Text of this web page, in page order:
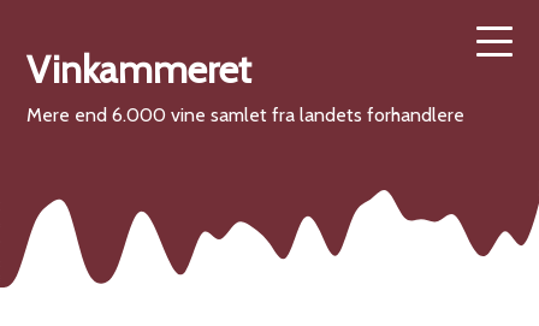
Vinkammeret
Mere end 6.000 vine samlet fra landets forhandlere